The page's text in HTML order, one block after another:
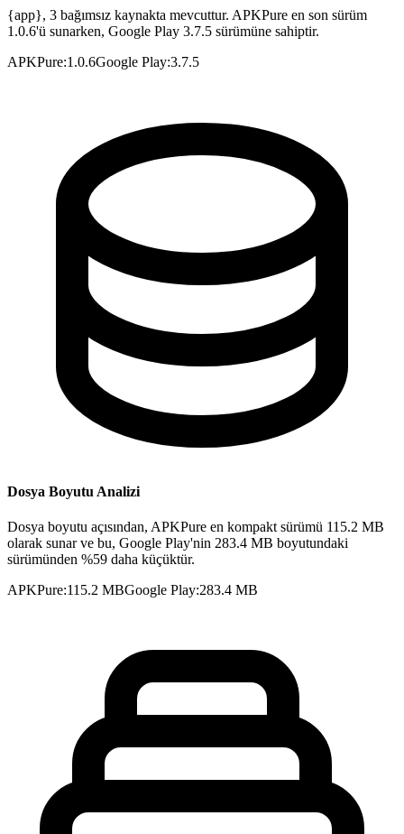
{app}, 3 bağımsız kaynakta mevcuttur. APKPure en son sürüm
1.0.6'ü sunarken, Google Play 3.7.5 sürümüne sahiptir.
APKPure:1.0.6Google Play:3.7.5
Dosya Boyutu Analizi
Dosya boyutu açısından, APKPure en kompakt sürümü 115.2 MB
olarak sunar ve bu, Google Play'nin 283.4 MB boyutundaki
sürümünden %59 daha küçüktür.
APKPure:115.2 MBGoogle Play:283.4 MB